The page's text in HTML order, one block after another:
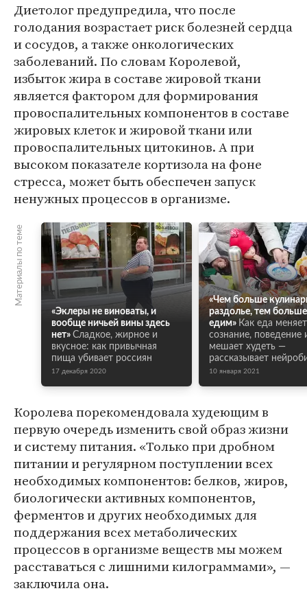
Диетолог предупредила, что после
голодания возрастает риск болезней сердца
и сосудов, а также онкологических
заболеваний. По словам Королевой,
избыток жира в составе жировой ткани
является фактором для формирования
провоспалительных компонентов в составе
жировых клеток и жировой ткани или
провоспалительных цитокинов. А при
высоком показателе кортизола на фоне
стресса, может быть обеспечен запуск
ненужных процессов в организме.
Материалы по теме
«Эклеры не виноваты, и
вообще ничьей вины здесь
нет» Сладкое, жирное и
вкусное: как привычная
пища убивает россиян
17 декабря 2020
«Чем больше
раздолье, тем
едим» Как еда
сознание, поведение
мешает худеть —
рассказывает
10 января 2021
Королева порекомендовала худеющим в
первую очередь изменить свой образ жизни
и систему питания. «Только при дробном
питании и регулярном поступлении всех
необходимых компонентов: белков, жиров,
биологически активных компонентов,
ферментов и других необходимых для
поддержания всех метаболических
процессов в организме веществ мы можем
расставаться с лишними килограммами», —
заключила она.